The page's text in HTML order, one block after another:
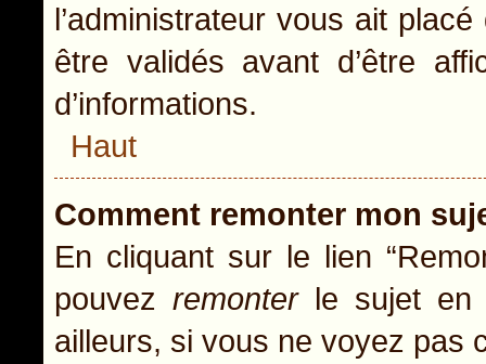
l’administrateur vous ait
être validés avant d’être
d’informations.
Haut
Comment remonter mon
En cliquant sur le lien
pouvez remonterle sujet en
ailleurs, si vous ne voyez pas